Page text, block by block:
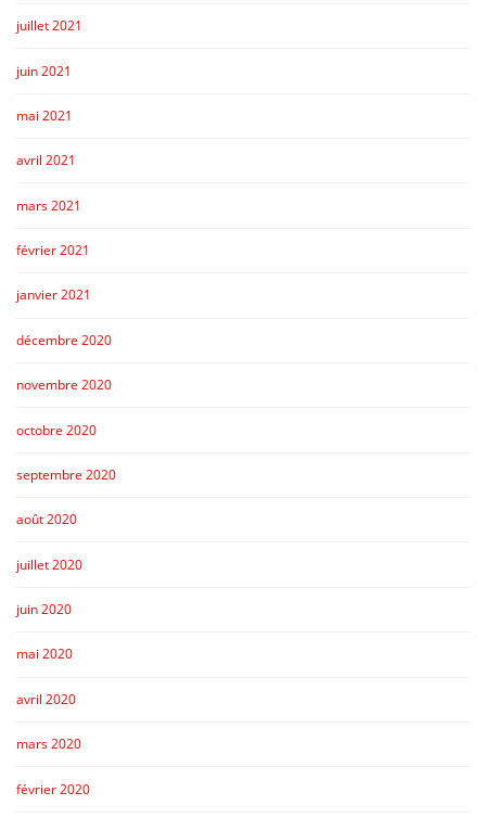
juillet 2021
juin 2021
mai 2021
avril 2021
mars 2021
février 2021
janvier 2021
décembre 2020
novembre 2020
octobre 2020
septembre 2020
août 2020
juillet 2020
juin 2020
mai 2020
avril 2020
mars 2020
février 2020